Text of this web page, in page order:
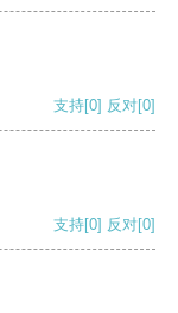
支持[0] 反对[0]
支持[0] 反对[0]